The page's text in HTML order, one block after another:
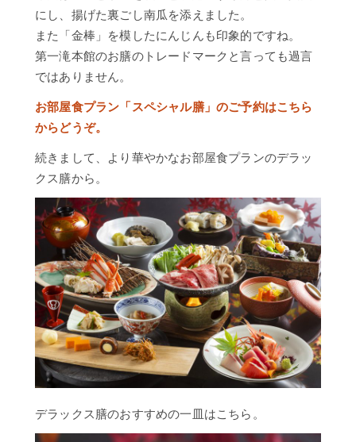
にし、揚げた裏ごし南瓜を添えました。
また「金棒」を模したにんじんも印象的ですね。
第一滝本館のお膳のトレードマークと言っても過言
ではありません。
お部屋食プラン「スペシャル膳」のご予約はこちら
からどうぞ。
続きまして、より華やかなお部屋食プランのデラッ
クス膳から。
デラックス膳のおすすめの一皿はこちら。